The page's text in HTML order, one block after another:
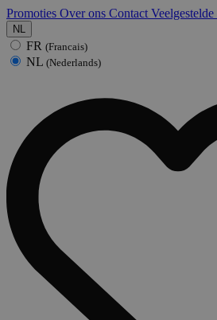
Promoties Over ons Contact Veelgestelde
NL
FR (Francais)
NL (Nederlands)